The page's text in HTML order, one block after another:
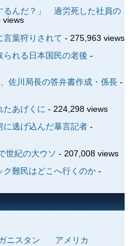
るんだ？」 過労死した社員の
葉狩りされて - 275,963 views
られる日本国民の老後 -
佐川局長の答弁書作成・係長-
あげくに - 224,298 views
逃げ込んだ暴言記者-
世紀の大ウソ - 207,008 views
難民はどこへ行くのか-
ニスタン
アメリカ